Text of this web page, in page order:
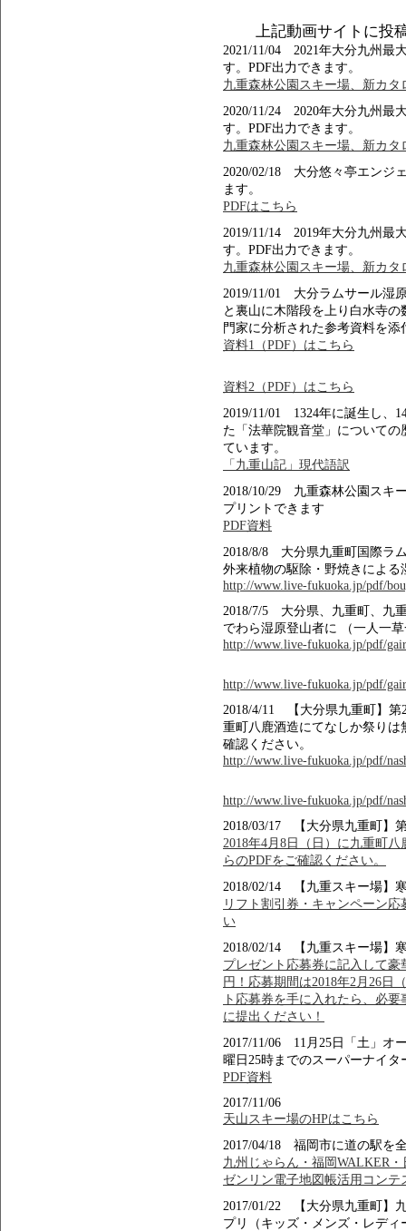
上記動画サイトに投
2021/11/04 2021年大分九州最
す。PDF出力できます。
九重森林公園スキー場、新カタ
2020/11/24 2020年大分九州最
す。PDF出力できます。
九重森林公園スキー場、新カタ
2020/02/18 大分悠々亭エンジ
ます。
PDFはこちら
2019/11/14 2019年大分九州最
す。PDF出力できます。
九重森林公園スキー場、新カタ
2019/11/01 大分ラムサール湿
と裏山に木階段を上り白水寺
門家に分析された参考資料を添
資料1（PDF）はこちら
資料2（PDF）はこちら
2019/11/01 1324年に誕生し、
た「法華院観音堂」について
ています。
「九重山記」現代語訳
2018/10/29 九重森林公園スキ
プリントできます
PDF資料
2018/8/8 大分県九重町国際ラ
外来植物の駆除・野焼きによ
http://www.live-fukuoka.jp/pdf/
2018/7/5 大分県、九重町、九
でわら湿原登山者に （一人一
http://www.live-fukuoka.jp/pdf/
http://www.live-fukuoka.jp/pdf/
2018/4/11 【大分県九重町】第
重町八鹿酒造にてなしか祭り
確認ください。
http://www.live-fukuoka.jp/pdf/
http://www.live-fukuoka.jp/pdf/
2018/03/17 【大分県九重町】
2018年4月8日（日）に九重町
らのPDFをご確認ください。
2018/02/14 【九重スキー場】
リフト割引券・キャンペーン
い
2018/02/14 【九重スキー場】
プレゼント応募券に記入して豪
円！応募期間は2018年2月26日
ト応募券を手に入れたら、必
に提出ください！
2017/11/06 11月25日「土」オ
曜日25時までのスーパーナイ
PDF資料
2017/11/06
天山スキー場のHPはこちら
2017/04/18 福岡市に道の駅を
九州じゃらん・福岡WALKER
ゼンリン電子地図帳活用コン
2017/01/22 【大分県九重町】
プリ（キッズ・メンズ・レデ